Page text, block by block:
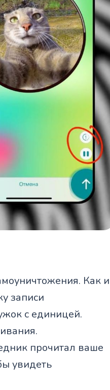
Как и
записи
с единицей.
прочитал ваше
увидеть